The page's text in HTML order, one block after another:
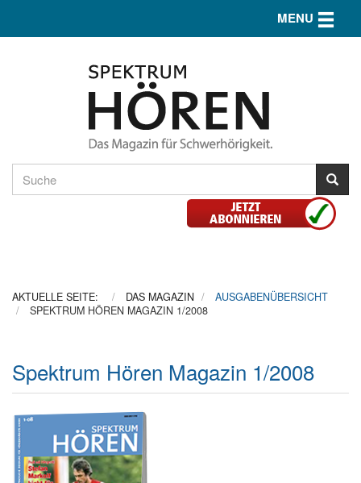
MENU Toggle
AKTUELLE SEITE: DAS MAGAZIN
AUSGABENÜBERSICHT
SPEKTRUM HÖREN MAGAZIN 1/2008
Spektrum Hören Magazin 1/2008